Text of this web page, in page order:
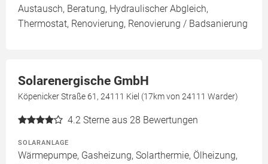
Austausch, Beratung, Hydraulischer Abgleich,
Thermostat, Renovierung, Renovierung / Badsanierung
Solarenergische GmbH
Köpenicker Straße 61, 24111 Kiel (17km von 24111 Warder)
4.2 Sterne aus 28 Bewertungen
SOLARANLAGE
Wärmepumpe, Gasheizung, Solarthermie, Ölheizung,